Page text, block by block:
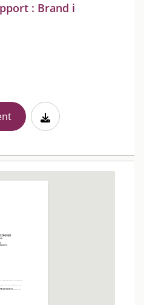
: Brand i